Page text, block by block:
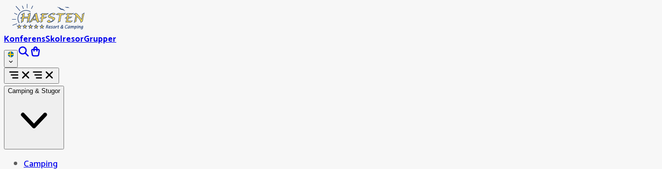
KonferensSkolresorGrupper
Camping & Stugor
Camping